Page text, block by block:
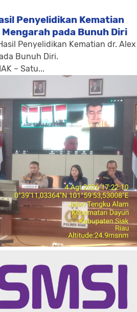
Penyelidikan Kematian
pada Bunuh Diri
Penyelidikan Kematian dr. Alex
Bunuh Diri.
– Satu...